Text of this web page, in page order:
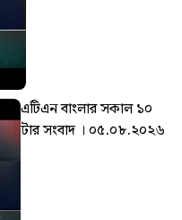
এটিএন বাংলার সকাল ১০
টার সংবাদ । ০৫.০৮.২০২৬